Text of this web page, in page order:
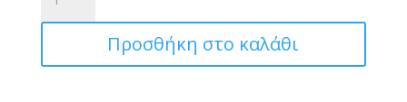
ΣΠΙΡΑΛ
NOTEBOOK
21X29
Προσθήκη στο καλάθι